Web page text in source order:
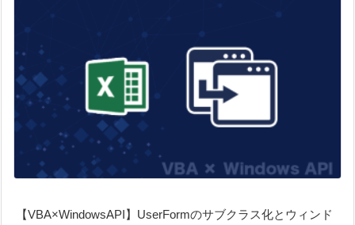
【VBA×WindowsAPI】UserFormのサブクラス化とウィンド